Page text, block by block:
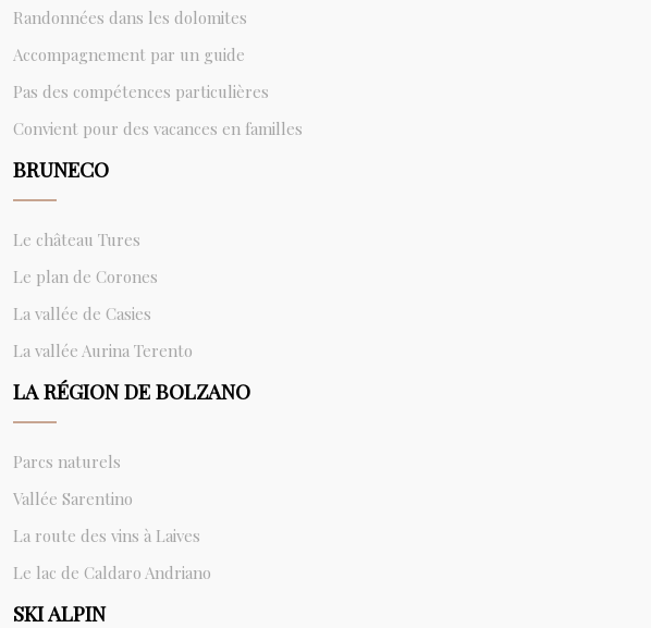
Randonnées dans les dolomites
Accompagnement par un guide
Pas des compétences particulières
Convient pour des vacances en familles
BRUNECO
Le château Tures
Le plan de Corones
La vallée de Casies
La vallée Aurina Terento
LA RÉGION DE BOLZANO
Parcs naturels
Vallée Sarentino
La route des vins à Laives
Le lac de Caldaro Andriano
SKI ALPIN